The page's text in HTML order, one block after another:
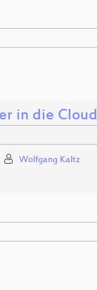
in die Cloud
Wolfgang Kaltz